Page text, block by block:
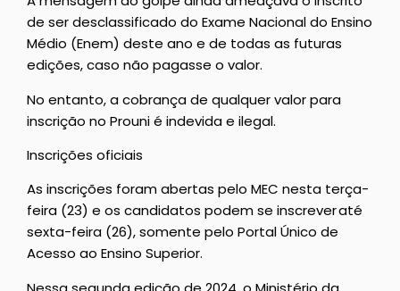
de ser desclassificado do Exame Nacional do Ensino
Médio (Enem) deste ano e de todas as futuras
edições, caso não pagasse o valor.
No entanto, a cobrança de qualquer valor para
inscrição no Prouni é indevida e ilegal.
Inscrições oficiais
As inscrições foram abertas pelo MEC nesta terça-
feira (23) e os candidatos podem se inscrever até
sexta-feira (26), somente pelo Portal Único de
Acesso ao Ensino Superior.